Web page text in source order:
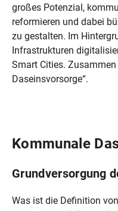
großes Potenzial,
reformieren und dabei
zu gestalten. Im
Infrastrukturen
Smart Cities.
Daseinsvorsorge“.
Kommunale
Grundversorgung
Was ist die Definition